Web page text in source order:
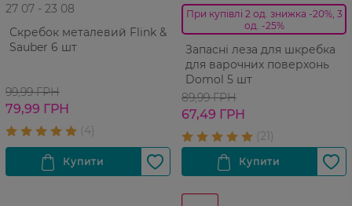
27 07 - 23 08
Скребок металевий Flink &
Sauber 6 шт
99,99 ГРН
79,99 ГРН
При купівлі 2 од. знижка -20%, 3
од. -25%
Запасні леза для шкребка
для варочних поверхонь
Domol 5 шт
89,99 ГРН
67,49 ГРН